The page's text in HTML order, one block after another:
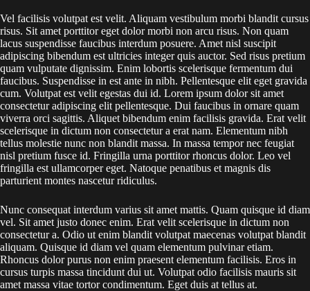
Vel facilisis volutpat est velit. Aliquam vestibulum morbi blandit cursus
risus. Sit amet porttitor eget dolor morbi non arcu risus. Non quam
lacus suspendisse faucibus interdum posuere. Amet nisl suscipit
adipiscing bibendum est ultricies integer quis auctor. Sed risus pretium
quam vulputate dignissim. Enim lobortis scelerisque fermentum dui
faucibus. Suspendisse in est ante in nibh. Pellentesque elit eget gravida
cum. Volutpat est velit egestas dui id. Lorem ipsum dolor sit amet
consectetur adipiscing elit pellentesque. Dui faucibus in ornare quam
viverra orci sagittis. Aliquet bibendum enim facilisis gravida. Erat velit
scelerisque in dictum non consectetur a erat nam. Elementum nibh
tellus molestie nunc non blandit massa. In massa tempor nec feugiat
nisl pretium fusce id. Fringilla urna porttitor rhoncus dolor. Leo vel
fringilla est ullamcorper eget. Natoque penatibus et magnis dis
parturient montes nascetur ridiculus.
Nunc consequat interdum varius sit amet mattis. Quam quisque id diam
vel. Sit amet justo donec enim. Erat velit scelerisque in dictum non
consectetur a. Odio ut enim blandit volutpat maecenas volutpat blandit
aliquam. Quisque id diam vel quam elementum pulvinar etiam.
Rhoncus dolor purus non enim praesent elementum facilisis. Eros in
cursus turpis massa tincidunt dui ut. Volutpat odio facilisis mauris sit
amet massa vitae tortor condimentum. Eget duis at tellus at.